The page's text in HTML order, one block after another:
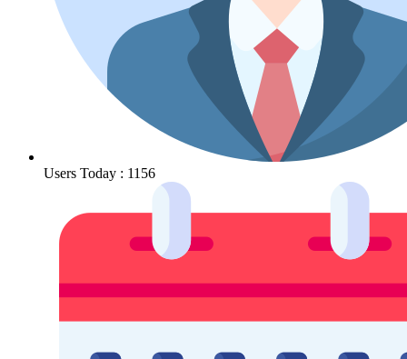
Users Today : 1156